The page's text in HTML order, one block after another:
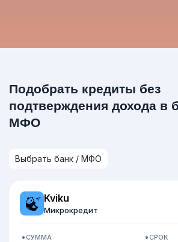
Подобрать кредиты без
подтверждения дохода в
МФО
Kviku
Микрокредит
СУММА СРОК